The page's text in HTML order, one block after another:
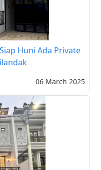
Huni Ada Private
06 March 2025